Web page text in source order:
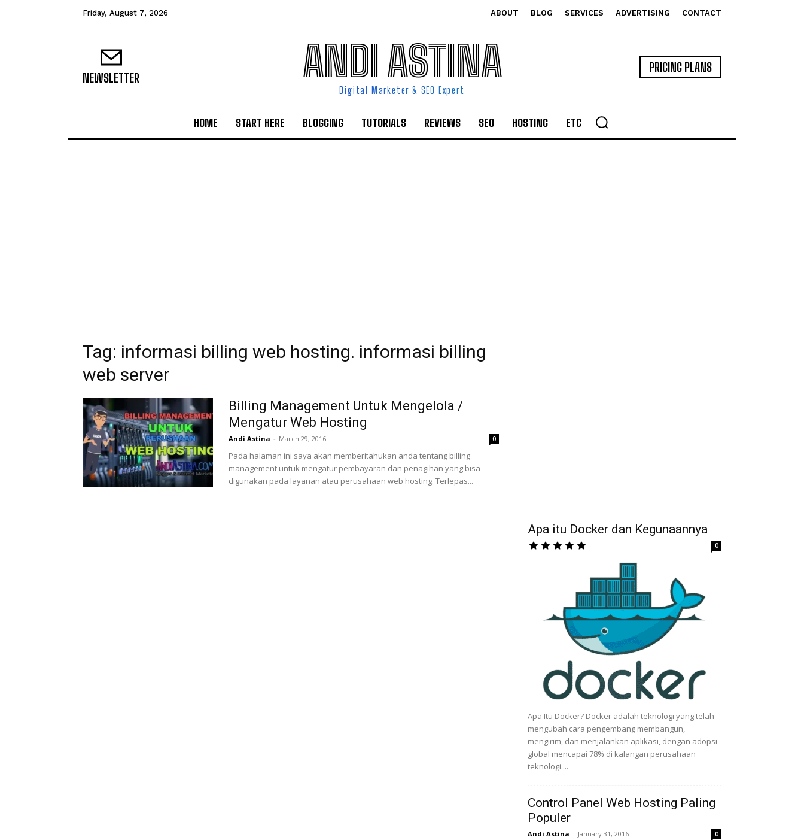
Friday, August 7, 2026 ABOUT BLOG SERVICES ADVERTISING CONTACT
NEWSLETTER ANDI ASTINA
Digital Marketer & SEO Expert
PRICING PLANS
HOME START HERE BLOGGING TUTORIALS REVIEWS SEO HOSTING ETC
Tag: informasi billing web hosting. informasi billing
web server
Billing Management Untuk Mengelola /
Mengatur Web Hosting
Andi Astina - March 29, 2016 0
Pada halaman ini saya akan memberitahukan anda tentang billing
management untuk mengatur pembayaran dan penagihan yang bisa
digunakan pada layanan atau perusahaan web hosting. Terlepas...
Apa itu Docker dan Kegunaannya
0
Apa Itu Docker? Docker adalah teknologi yang telah
mengubah cara pengembang membangun,
mengirim, dan menjalankan aplikasi, dengan adopsi
global mencapai 78% di kalangan perusahaan
teknologi....
Control Panel Web Hosting Paling
Populer
Andi Astina - January 31, 2016 0